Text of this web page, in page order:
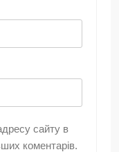
сайту в
коментарів.